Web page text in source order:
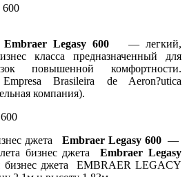
600
Embraer Legasy 600
— легкий,
класса предназначенный для
повышенной комфортности.
Brasileira de Aeron?utica
компания).
джета
Embraer Legasy 600 —
бизнес джетаEmbraer Legasy
джета EMBRAER LEGACY